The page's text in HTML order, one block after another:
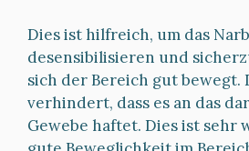
Dies ist hilfreich, um das
desensibilisieren und
sich der Bereich gut
verhindert, dass es an das
Gewebe haftet. Dies ist sehr